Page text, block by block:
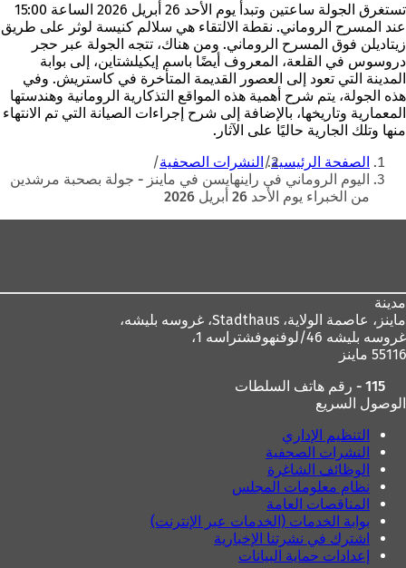
تستغرق الجولة ساعتين وتبدأ يوم الأحد 26 أبريل 2026 الساعة 15:00
عند المسرح الروماني. نقطة الالتقاء هي سلالم كنيسة لوثر على طريق
زيتاديلن فوق المسرح الروماني. ومن هناك، تتجه الجولة عبر حجر
دروسوس في القلعة، المعروف أيضًا باسم إيكيلشتاين، إلى بوابة
المدينة التي تعود إلى العصور القديمة المتأخرة في كاستريش. وفي
هذه الجولة، يتم شرح أهمية هذه المواقع التذكارية الرومانية وهندستها
المعمارية وتاريخها، بالإضافة إلى شرح إجراءات الصيانة التي تم الانتهاء
منها وتلك الجارية حاليًا على الآثار.
أنت
هنا
الصفحة الرئيسية
النشرات الصحفية
اليوم الروماني في راينهايسن في ماينز - جولة بصحبة مرشدين
من الخبراء يوم الأحد 26 أبريل 2026
مدينة
ماينز، عاصمة الولاية،
غروسه بليشه 46/لوفنهوفشتراسه 1،
55116 ماينز
115 - رقم هاتف السلطات
الوصول السريع
التنظيم الإداري
النشرات الصحفية
الوظائف الشاغرة
نظام معلومات المجلس
المناقصات العامة
بوابة الخدمات (الخدمات عبر الإنترنت)
اشترك في نشرتنا الإخبارية
إعدادات حماية البيانات